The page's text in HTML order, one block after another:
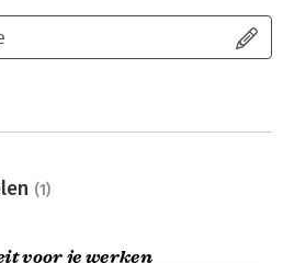
(1)
voor je werken